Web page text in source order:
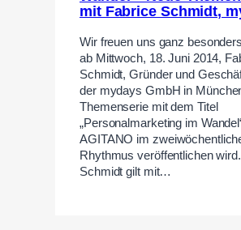
mit Fabrice Schmidt,
Wir freuen uns ganz
ab Mittwoch, 18. Juni 2014,
Schmidt, Gründer und
der mydays GmbH in
Themenserie mit dem Titel
„Personalmarketing im
AGITANO im
Rhythmus veröffentlichen
Schmidt gilt mit…